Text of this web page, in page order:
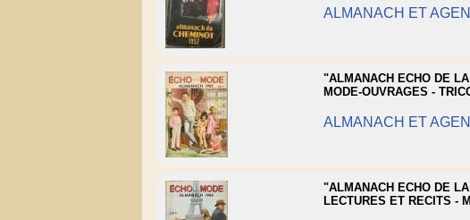
ALMANACH ET
"ALMANACH ECHO DE
MODE-OUVRAGES -
ALMANACH ET
"ALMANACH ECHO DE
LECTURES ET RECITS -